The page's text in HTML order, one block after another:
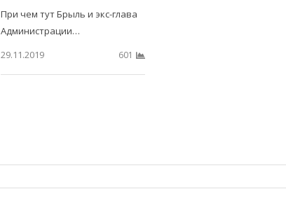
При чем тут Брыль и экс-глава
Администрации…
29.11.2019
601